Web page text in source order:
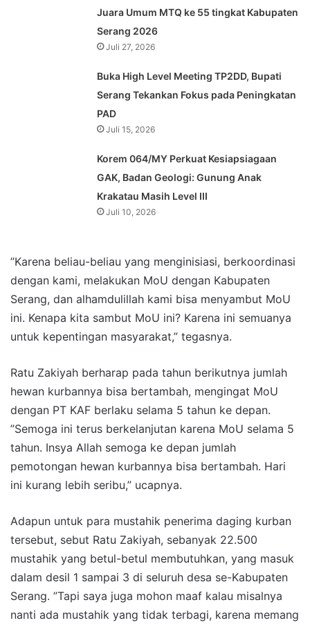
Juara Umum MTQ ke 55 tingkat Kabupaten
Serang 2026
Juli 27, 2026
Buka High Level Meeting TP2DD, Bupati
Serang Tekankan Fokus pada Peningkatan
PAD
Juli 15, 2026
Korem 064/MY Perkuat Kesiapsiagaan
GAK, Badan Geologi: Gunung Anak
Krakatau Masih Level III
Juli 10, 2026
”Karena beliau-beliau yang menginisiasi, berkoordinasi
dengan kami, melakukan MoU dengan Kabupaten
Serang, dan alhamdulillah kami bisa menyambut MoU
ini. Kenapa kita sambut MoU ini? Karena ini semuanya
untuk kepentingan masyarakat,” tegasnya.
Ratu Zakiyah berharap pada tahun berikutnya jumlah
hewan kurbannya bisa bertambah, mengingat MoU
dengan PT KAF berlaku selama 5 tahun ke depan.
”Semoga ini terus berkelanjutan karena MoU selama 5
tahun. Insya Allah semoga ke depan jumlah
pemotongan hewan kurbannya bisa bertambah. Hari
ini kurang lebih seribu,” ucapnya.
Adapun untuk para mustahik penerima daging kurban
tersebut, sebut Ratu Zakiyah, sebanyak 22.500
mustahik yang betul-betul membutuhkan, yang masuk
dalam desil 1 sampai 3 di seluruh desa se-Kabupaten
Serang. ”Tapi saya juga mohon maaf kalau misalnya
nanti ada mustahik yang tidak terbagi, karena memang